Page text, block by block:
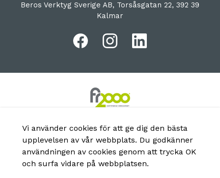
Beros Verktyg Sverige AB, Torsåsgatan 22, 392 39
Kalmar
Vi använder cookies för att ge dig den bästa
upplevelsen av vår webbplats. Du godkänner
användningen av cookies genom att trycka OK
och surfa vidare på webbplatsen.